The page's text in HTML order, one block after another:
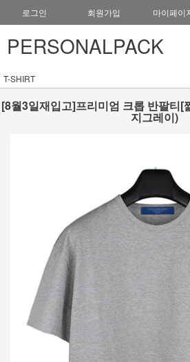
로그인 회원가입 마이페이
PERSONALPACK
T-SHIRT
[8월3일재입고]프리미엄 크롭 반팔티[
지그레이)